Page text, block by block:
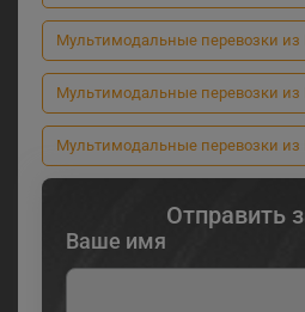
Мультимодальные перевозки из
Мультимодальные перевозки из
Мультимодальные перевозки из
Отправить
Ваше имя